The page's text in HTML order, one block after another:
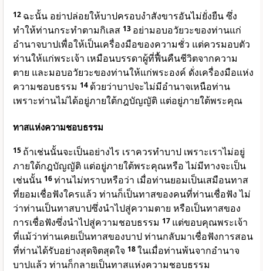
12 ฉะนั้น อย่าปล่อยให้บาปครอบงำสังขารอันไม่ยั่งยืน ซึ่ง
ทำให้ท่านกระทำตามกิเลส 13 อย่ามอบอวัยวะของท่านแก่
อำนาจบาปเพื่อให้เป็นเครื่องมือของความชั่ว แต่ควรมอบตัว
ท่านให้แก่พระเจ้า เหมือนบรรดาผู้ที่ฟื้นคืนชีวิตจากความ
ตาย และมอบอวัยวะของท่านให้แก่พระองค์ ดั่งเครื่องมือแห่ง
ความชอบธรรม 14 ด้วยว่าบาปจะไม่มีอำนาจเหนือท่าน
เพราะท่านไม่ได้อยู่ภายใต้กฎบัญญัติ แต่อยู่ภายใต้พระคุณ
ทาสแห่งความชอบธรรม
15 ถ้าเช่นนั้นจะเป็นอย่างไร เราควรทำบาป เพราะเราไม่อยู่
ภายใต้กฎบัญญัติ แต่อยู่ภายใต้พระคุณหรือ ไม่มีทางจะเป็น
เช่นนั้น 16ท่านไม่ทราบหรือว่า เมื่อท่านยอมเป็นเสมือนทาส
ที่ยอมเชื่อฟังใครแล้ว ท่านก็เป็นทาสของคนที่ท่านเชื่อฟัง ไม่
ว่าท่านเป็นทาสบาปซึ่งนำไปสู่ความตาย หรือเป็นทาสของ
การเชื่อฟังซึ่งนำไปสู่ความชอบธรรม 17 แต่ขอบคุณพระเจ้า
ที่แม้ว่าท่านเคยเป็นทาสของบาป ท่านกลับมาเชื่อฟังการสอน
ที่ท่านได้รับอย่างสุดจิตสุดใจ 18ในเมื่อท่านพ้นจากอำนาจ
บาปแล้ว ท่านก็กลายเป็นทาสแห่งความชอบธรรม